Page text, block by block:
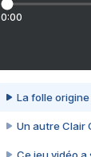
0:00
La folle
Un autre Clair